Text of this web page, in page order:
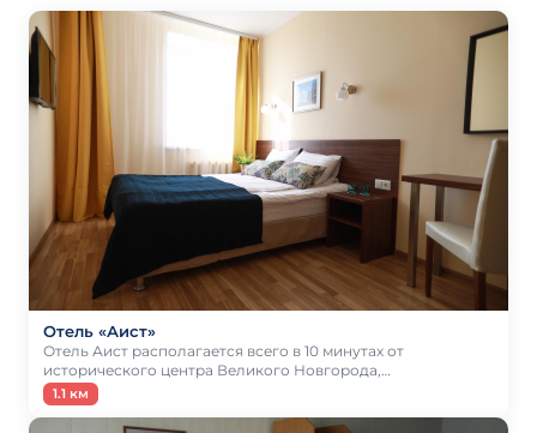
Отель «Аист»
Отель Аист располагается всего в 10 минутах от
исторического центра Великого Новгорода,…
1.1 км